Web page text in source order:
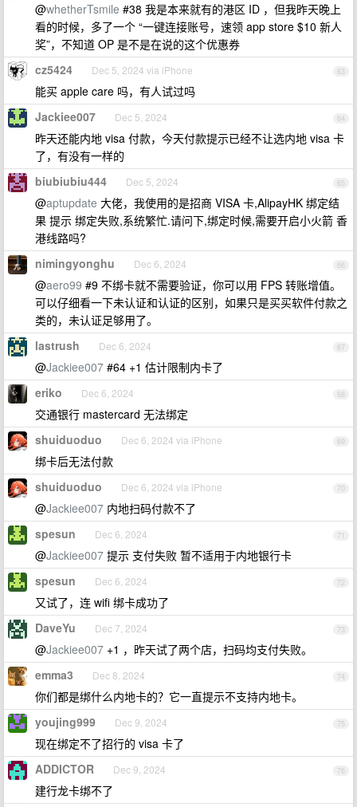
@whetherTsmile #38 我是本来就有的港区 ID ，但我昨天晚上
看的时候，多了一个 “一键连接账号，速领 app store $10 新人
奖”，不知道 OP 是不是在说的这个优惠券
63
cz5424 Dec 5, 2024 via iPhone
能买 apple care 吗，有人试过吗
64
Jackiee007 Dec 5, 2024
昨天还能内地 visa 付款，今天付款提示已经不让选内地 visa 卡
了，有没有一样的
65
biubiubiu444 Dec 5, 2024
@aptupdate 大佬，我使用的是招商 VISA 卡,AlipayHK 绑定结
果 提示 绑定失败,系统繁忙.请问下,绑定时候,需要开启小火箭 香
港线路吗?
66
nimingyonghu Dec 6, 2024
@aero99 #9 不绑卡就不需要验证，你可以用 FPS 转账增值。
可以仔细看一下未认证和认证的区别，如果只是买买软件付款之
类的，未认证足够用了。
67
lastrush Dec 6, 2024
@Jackiee007 #64 +1 估计限制内卡了
68
eriko Dec 6, 2024
交通银行 mastercard 无法绑定
69
shuiduoduo Dec 6, 2024 via iPhone
绑卡后无法付款
70
shuiduoduo Dec 6, 2024 via iPhone
@Jackiee007 内地扫码付款不了
71
spesun Dec 6, 2024
@Jackiee007 提示 支付失败 暂不适用于内地银行卡
72
spesun Dec 6, 2024
又试了，连 wifi 绑卡成功了
73
DaveYu Dec 7, 2024
@Jackiee007 +1 ，昨天试了两个店，扫码均支付失败。
74
emma3 Dec 8, 2024
你们都是绑什么内地卡的？它一直提示不支持内地卡。
75
youjing999 Dec 9, 2024
现在绑定不了招行的 visa 卡了
76
ADDICTOR Dec 9, 2024
建行龙卡绑不了